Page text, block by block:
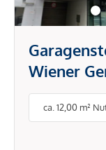
Wiener
vermieten
ca. 12,00 m²